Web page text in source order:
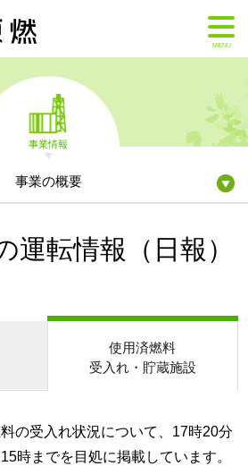
MENU
事業情報
事業の概要
運転情報（日報）
使用済燃料
受入れ・貯蔵施設
の受入れ状況について、17時20分
時までを目処に掲載しています。